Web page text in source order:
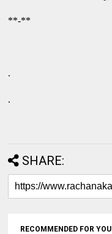
**-**
.
.
SHARE:
RECOMMENDED FOR YOU